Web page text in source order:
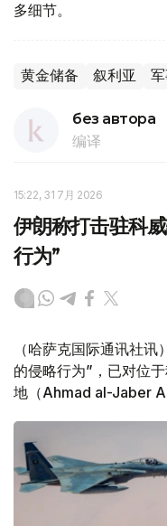
多细节。
黄金储备 叙利亚
без автора
编译
15:22, 31 7月 2026
伊朗称打击驻科
行为”
（哈萨克国际通讯社
的侵略行为”，已对位
地（Ahmad al-Jaber